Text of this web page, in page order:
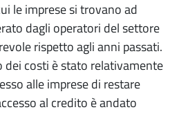
le imprese si trovano ad
dagli operatori del settore
rispetto agli anni passati.
dei costi è stato relativamente
alle imprese di restare
al credito è andato